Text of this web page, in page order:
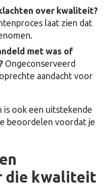
over kwaliteit?
laat zien dat
met was of
Ongeconserveerd
aandacht voor
is ook een uitstekende
beoordelen voordat je
die kwaliteit